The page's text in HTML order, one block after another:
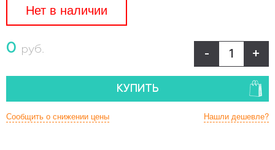
Нет в наличии
0 руб. - +
КУПИТЬ
Нашли дешевле?
Сообщить о снижении цены